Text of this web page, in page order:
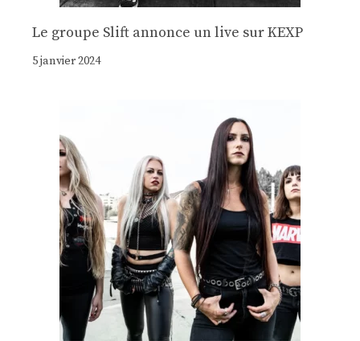
Le groupe Slift annonce un live sur KEXP
5 janvier 2024